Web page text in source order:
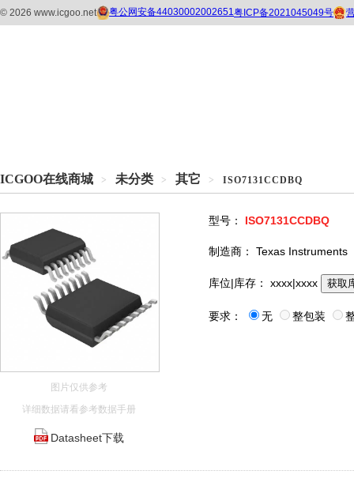
ICGOO在线商城 > 未分类 > 其它 > ISO7131CCDBQ
图片仅供参考
详细数据请看参考数据手册
Datasheet下载
型号： ISO7131CCDBQ
制造商： Texas Instruments
库位|库存： xxxx|xxxx 获取
要求： 无 整包装